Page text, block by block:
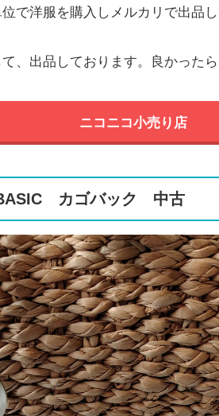
で洋服を購入しメルカリで出品
、出品しております。良かった
ニコニコ小売り店
カゴバック 中古